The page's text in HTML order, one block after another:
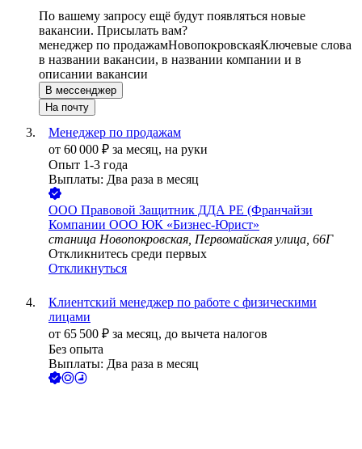
По вашему запросу ещё будут появляться новые
вакансии. Присылать вам?
менеджер по продажамНовопокровскаяКлючевые слова
в названии вакансии, в названии компании и в
описании вакансии
В мессенджер
На почту
Менеджер по продажам
от 60 000 ₽ за месяц, на руки
Опыт 1-3 года
Выплаты: Два раза в месяц
ООО Правовой Защитник ДДА РЕ (Франчайзи
Компании ООО ЮК «Бизнес-Юрист»
станица Новопокровская, Первомайская улица, 66Г
Откликнитесь среди первых
Откликнуться
Клиентский менеджер по работе с физическими
лицами
от 65 500 ₽ за месяц, до вычета налогов
Без опыта
Выплаты: Два раза в месяц